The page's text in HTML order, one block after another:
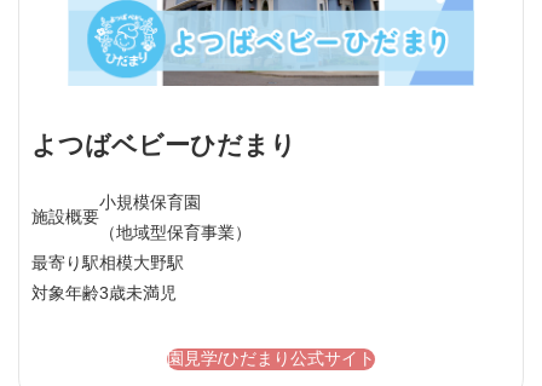
よつばベビーひだまり
施設概要
小規模保育園
（地域型保育事業）
最寄り駅相模大野駅
対象年齢3歳未満児
園見学/ひだまり公式サイト